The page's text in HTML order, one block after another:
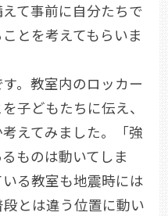
て事前に自分たちで
とを考えてもらいま
。教室内のロッカー
子どもたちに伝え、
えてみました。「強
ものは動いてしま
る教室も地震時には
とは違う位置に動い